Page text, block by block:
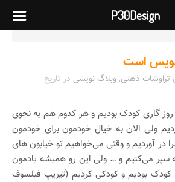
است
تراوشات ذهنی,وبلاگ نویسی در تاریخ
روز گاری کودک بودیم و هر کدوم هم به نحوی
ولی الان به خیال خودمون برای خودمون
آوردیم و وقتی می‌خواهیم تو خیابون های
سپر می‌کنیم و … ولی این رو همیشه یادمون
کودک بودیم و کودکی کردیم (تیریپ فیلسوف
P30Design